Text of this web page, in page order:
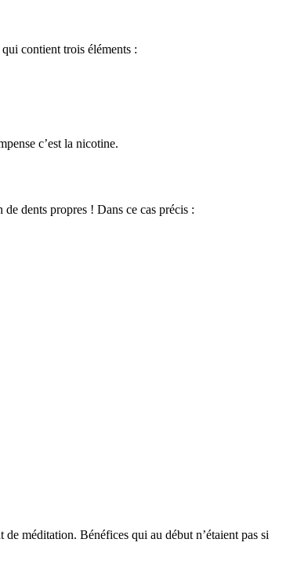
contient trois éléments :
c’est la nicotine.
dents propres ! Dans ce cas précis :
méditation. Bénéfices qui au début n’étaient pas si